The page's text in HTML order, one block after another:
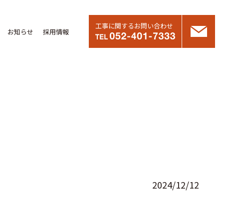
お知らせ 採用情報
工事に関するお問い合わせ
2024/12/12